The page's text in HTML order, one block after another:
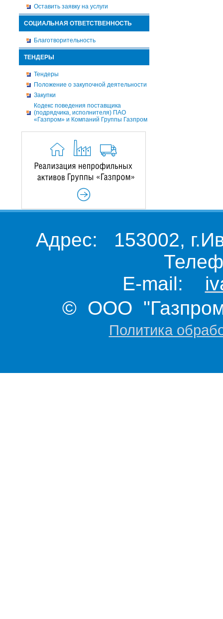
Оставить заявку на услуги
СОЦИАЛЬНАЯ ОТВЕТСТВЕННОСТЬ
Благотворительность
ТЕНДЕРЫ
Тендеры
Положение о закупочной деятельности
Закупки
Кодекс поведения поставщика
(подрядчика, исполнителя) ПАО
«Газпром» и Компаний Группы Газпром
Адрес: 153002,
E-mail:
© ООО "Газпром
Политика